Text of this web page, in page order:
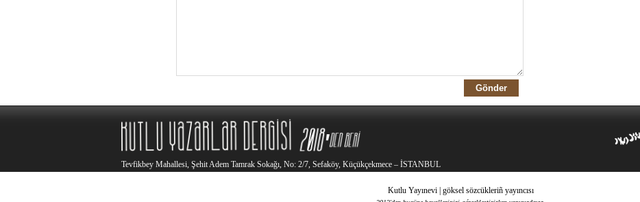
Tevfikbey Mahallesi, Şehit Adem Tamrak Sokağı, No: 2/7, Sefaköy, Küçükçekmece – İSTANBUL
Kutlu Yayınevi | göksel sözcükleriñ yayıncısı